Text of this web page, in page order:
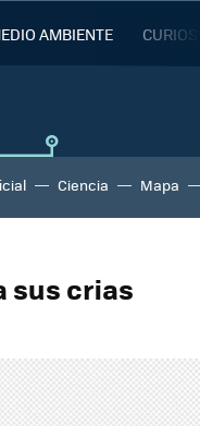
AMBIENTE
Ciencia Mapa
sus crias